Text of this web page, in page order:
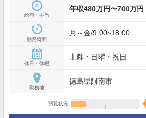
給与・手当
年収480万円〜700万円
勤務時間
月～金/9:00~18:00
休日・休暇
土曜・日曜・祝日
勤務地
徳島県阿南市
閲覧状況